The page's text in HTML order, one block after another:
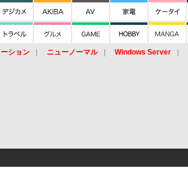
ション ニューノーマル Windows Server